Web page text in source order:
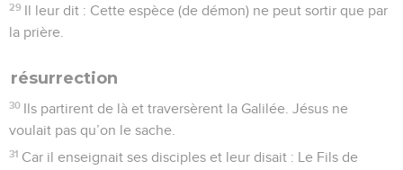
29 Il leur dit : Cette espèce (de démon) ne peut sortir que par
la prière.
résurrection
30 Ils partirent de là et traversèrent la Galilée. Jésus ne
voulait pas qu’on le sache.
31 Car il enseignait ses disciples et leur disait : Le Fils de